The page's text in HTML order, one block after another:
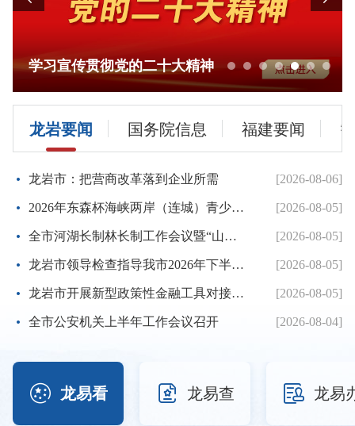
学习宣传贯彻党的二十大精神
龙岩要闻 国务院信息 福建要闻
[2026-08-06]
龙岩市：把营商改革落到企业所需
[2026-08-05]
2026年东森杯海峡两岸（连城）青少年棒球邀请赛暨第七届海峡...
[2026-08-05]
全市河湖长制林长制工作会议暨“山水龙岩”生态品牌建设推进...
[2026-08-05]
龙岩市领导检查指导我市2026年下半年征兵体检工作
[2026-08-05]
龙岩市开展新型政策性金融工具对接服务工作
[2026-08-04]
全市公安机关上半年工作会议召开
 龙易看  龙易查  龙易